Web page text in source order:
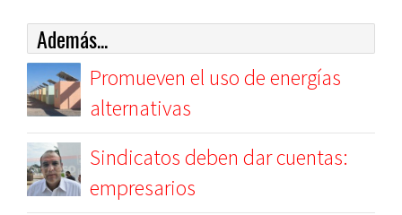
Además...
Promueven el uso de energías
alternativas
Sindicatos deben dar cuentas:
empresarios